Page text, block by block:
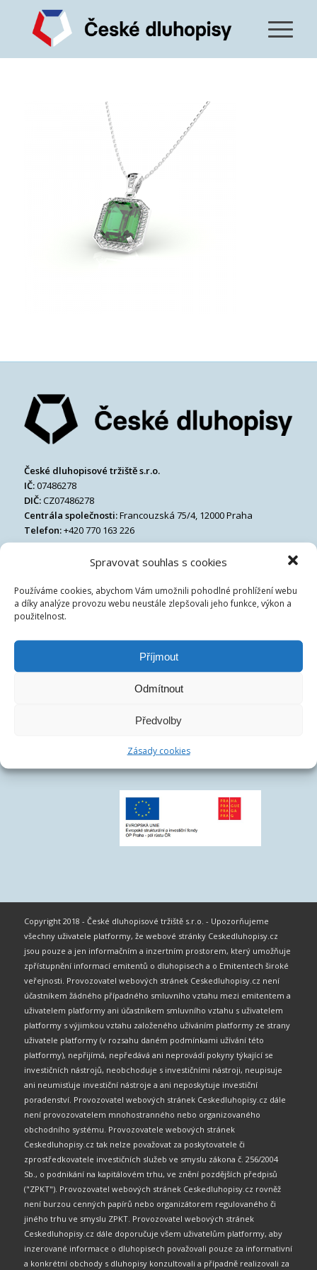
Spravovat souhlas s cookies
Používáme cookies, abychom Vám umožnili pohodlné prohlížení webu
a díky analýze provozu webu neustále zlepšovali jeho funkce, výkon a
použitelnost.
Příjmout
Odmítnout
Předvolby
Zásady cookies
České dluhopisové tržiště s.r.o.
IČ:07486278
DIČ:CZ07486278
Centrála společnosti:Francouzská 75/4, 12000 Praha
Telefon:+420 770 163 226
Copyright 2018 - České dluhopisové tržiště s.r.o. - Upozorňujeme
všechny uživatele platformy, že webové stránky Ceskedluhopisy.cz
jsou pouze a jen informačním a inzertním prostorem, který umožňuje
zpřístupnění informací emitentů o dluhopisech a o Emitentech široké
veřejnosti. Provozovatel webových stránek Ceskedluhopisy.cz není
účastníkem žádného případného smluvního vztahu mezi emitentem a
uživatelem platformy ani účastníkem smluvního vztahu s uživatelem
platformy s výjimkou vztahu založeného užíváním platformy ze strany
uživatele platformy (v rozsahu daném podmínkami užívání této
platformy), nepřijímá, nepředává ani neprovádí pokyny týkající se
investičních nástrojů, neobchoduje s investičními nástroji, neupisuje
ani neumisťuje investiční nástroje a ani neposkytuje investiční
poradenství. Provozovatel webových stránek Ceskedluhopisy.cz dále
není provozovatelem mnohostranného nebo organizovaného
obchodního systému. Provozovatele webových stránek
Ceskedluhopisy.cz tak nelze považovat za poskytovatele či
zprostředkovatele investičních služeb ve smyslu zákona č. 256/2004
Sb., o podnikání na kapitálovém trhu, ve znění pozdějších předpisů
("ZPKT"). Provozovatel webových stránek Ceskedluhopisy.cz rovněž
není burzou cenných papírů nebo organizátorem regulovaného či
jiného trhu ve smyslu ZPKT. Provozovatel webových stránek
Ceskedluhopisy.cz dále doporučuje všem uživatelům platformy, aby
inzerované informace o dluhopisech považovali pouze za informativní
a konkrétní obchody s dluhopisy konzultovali a případně realizovali za